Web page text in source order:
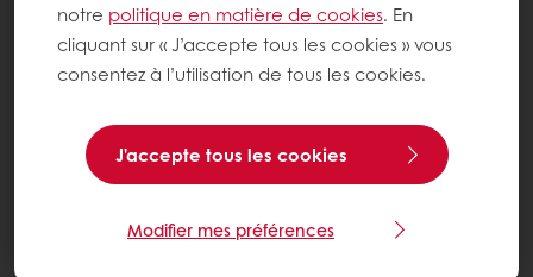
notre politique en matière de cookies. En
cliquant sur « J’accepte tous les cookies » vous
consentez à l’utilisation de tous les cookies.
J'accepte tous les cookies
Modifier mes préférences